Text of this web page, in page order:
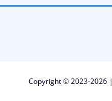
Copyright © 2023-2026